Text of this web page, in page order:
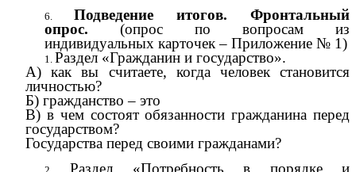
Подведение итогов. Фронтальный
опрос. (опрос по вопросам из
индивидуальных карточек – Приложение № 1)
Раздел «Гражданин и государство».
А) как вы считаете, когда человек становится
личностью?
Б) гражданство – это
В) в чем состоят обязанности гражданина перед
государством?
Государства перед своими гражданами?
Раздел «Потребность в порядке и